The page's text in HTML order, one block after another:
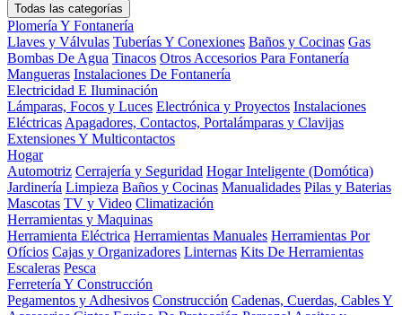
Todas las categorías
Plomería Y Fontanería
Llaves y Válvulas Tuberías Y Conexiones Baños y Cocinas Gas
Bombas De Agua Tinacos Otros Accesorios Para Fontanería
Mangueras Instalaciones De Fontanería
Electricidad E Iluminación
Lámparas, Focos y Luces Electrónica y Proyectos Instalaciones
Eléctricas Apagadores, Contactos, Portalámparas y Clavijas
Extensiones Y Multicontactos
Hogar
Automotriz Cerrajería y Seguridad Hogar Inteligente (Domótica)
Jardinería Limpieza Baños y Cocinas Manualidades Pilas y Baterias
Mascotas TV y Video Climatización
Herramientas y Maquinas
Herramienta Eléctrica Herramientas Manuales Herramientas Por
Ofícios Cajas y Organizadores Linternas Kits De Herramientas
Escaleras Pesca
Ferretería Y Construcción
Pegamentos y Adhesivos Construcción Cadenas, Cuerdas, Cables Y